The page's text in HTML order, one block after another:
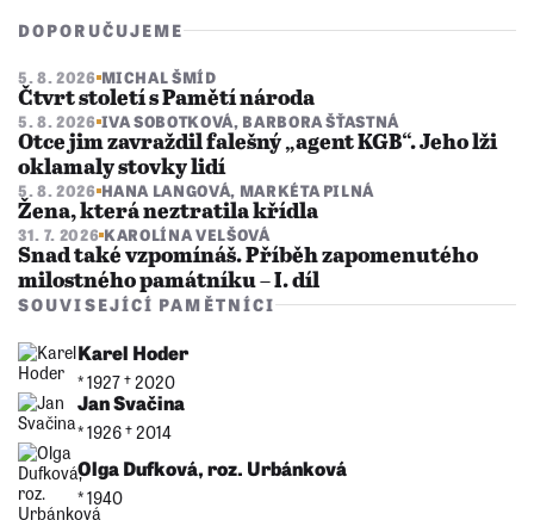
DOPORUČUJEME
5. 8. 2026 MICHAL ŠMÍD
Čtvrt století s Pamětí národa
5. 8. 2026 IVA SOBOTKOVÁ, BARBORA ŠŤASTNÁ
Otce jim zavraždil falešný „agent KGB“. Jeho lži
oklamaly stovky lidí
5. 8. 2026 HANA LANGOVÁ, MARKÉTA PILNÁ
Žena, která neztratila křídla
31. 7. 2026 KAROLÍNA VELŠOVÁ
Snad také vzpomínáš. Příběh zapomenutého
milostného památníku – I. díl
SOUVISEJÍCÍ PAMĚTNÍCI
Karel Hoder
* 1927 †︎ 2020
Jan Svačina
* 1926 †︎ 2014
Olga Dufková, roz. Urbánková
* 1940